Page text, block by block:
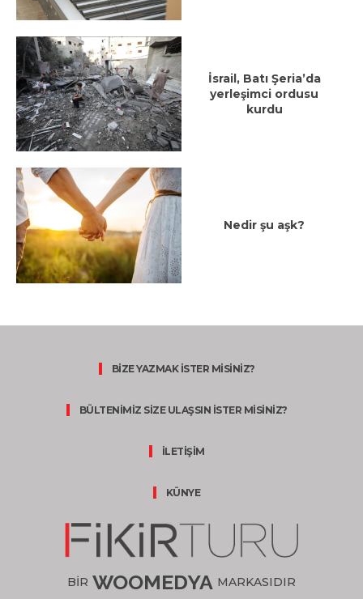
İsrail, Batı Şeria’da
yerleşimci ordusu
kurdu
Nedir şu aşk?
BİZE YAZMAK İSTER MİSİNİZ?
BÜLTENİMİZ SİZE ULAŞSIN İSTER MİSİNİZ?
İLETİŞİM
KÜNYE
BİR WOOMEDYA MARKASIDIR